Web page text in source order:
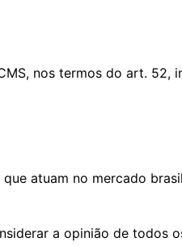
nos termos do art. 52,
atuam no mercado
a opinião de todos